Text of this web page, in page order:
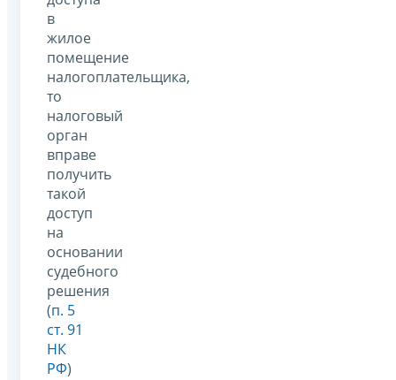
в
жилое
помещение
налогоплательщика,
то
налоговый
орган
вправе
получить
такой
доступ
на
основании
судебного
решения
(п. 5
ст. 91
НК
РФ)